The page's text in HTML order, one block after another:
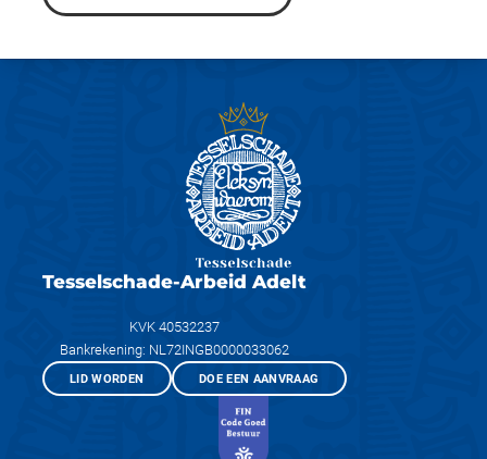
Tesselschade-Arbeid Adelt
KVK 40532237
Bankrekening: NL72INGB0000033062
LID WORDEN DOE EEN AANVRAAG